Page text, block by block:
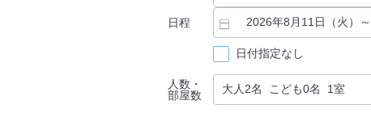
日程
日付指定なし
人数・
部屋数